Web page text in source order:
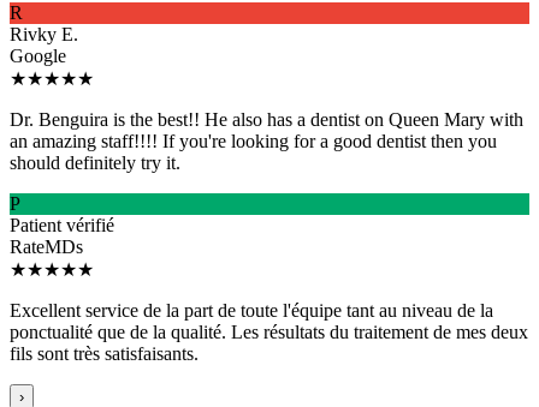
R
Rivky E.
Google
★★★★★
Dr. Benguira is the best!! He also has a dentist on Queen Mary with
an amazing staff!!!! If you're looking for a good dentist then you
should definitely try it.
P
Patient vérifié
RateMDs
★★★★★
Excellent service de la part de toute l'équipe tant au niveau de la
ponctualité que de la qualité. Les résultats du traitement de mes deux
fils sont très satisfaisants.
›